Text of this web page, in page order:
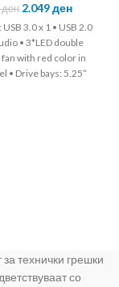
ден 2.049ден
3.0 x 1 • USB 2.0
• 3*LED double
fan with red color in
• Drive bays: 5.25“
технички грешки
со